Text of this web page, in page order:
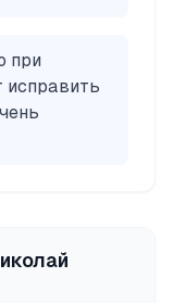
при
исправить